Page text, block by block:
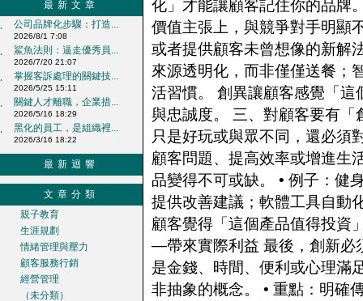
最新文章
‧
公司品牌化步驟：打造...
2026/8/1 7:08
‧ 鯊魚法則：逼走優秀員...
2026/7/20 21:07
‧ 掌握客訴處理的關鍵技...
2026/5/25 15:11
‧ 關鍵人才離職，企業措...
2026/5/16 18:29
‧ 黑化的員工，是組織裡...
2026/3/16 18:22
最新迴響
文章分類
親子教育
生涯規劃
情緒管理與壓力
顧客服務行銷
經營管理
（未分類）
化」才能讓顧客記住你的品牌
價值主張上，與競爭對手明顯
或者提供顧客未曾想像的新解
來源透明化，而非僅僅送餐；
活習慣。 創異讓顧客感覺「
與忠誠度。 三、對顧客要有
只是好玩或與眾不同，還必須
顧客問題、提高效率或增進生
品變得不可或缺。 • 例子：健
提供改善建議；軟體工具自動
顧客覺得「這個產品值得投資
—帶來實際利益 最後，創新必
是金錢、時間、便利或心理滿
非抽象的概念。 • 重點：明確